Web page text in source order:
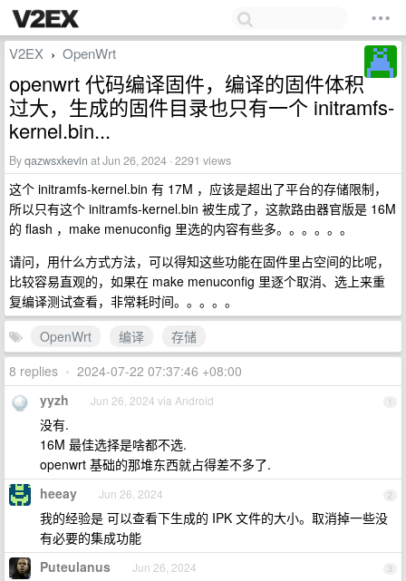
V2EX › OpenWrt
openwrt 代码编译固件，编译的固件体积
过大，生成的固件目录也只有一个 initramfs-
kernel.bin...
Byqazwsxkevin at Jun 26, 2024 · 2291 views
这个 initramfs-kernel.bin 有 17M ，应该是超出了平台的存储限制，
所以只有这个 initramfs-kernel.bin 被生成了，这款路由器官版是 16M
的 flash ，make menuconfig 里选的内容有些多。。。。。。
请问，用什么方式方法，可以得知这些功能在固件里占空间的比呢，
比较容易直观的，如果在 make menuconfig 里逐个取消、选上来重
复编译测试查看，非常耗时间。。。。。
OpenWrt
编译
存储
8 replies • 2024-07-22 07:37:46 +08:00
1
yyzh Jun 26, 2024 via Android
没有.
16M 最佳选择是啥都不选.
openwrt 基础的那堆东西就占得差不多了.
2
heeay Jun 26, 2024
我的经验是 可以查看下生成的 IPK 文件的大小。取消掉一些没
有必要的集成功能
3
Puteulanus Jun 26, 2024